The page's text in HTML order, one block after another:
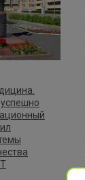
успешно